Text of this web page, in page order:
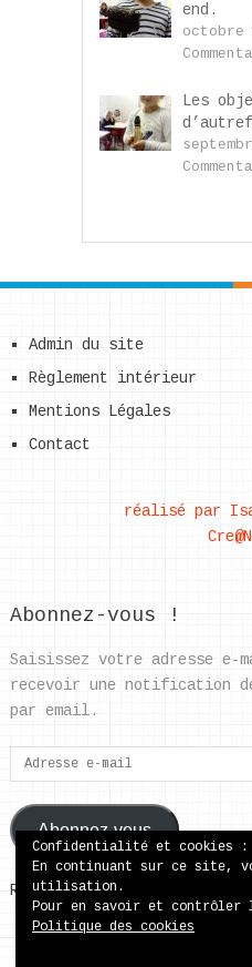
end.
octobre
Les
Admin du site
Règlement intérieur
Mentions Légales
Contact
réalisé par
Abonnez-vous !
Saisissez votre adresse e-
recevoir une notification
par email.
Adresse
e-
mail
Abonnez-vous
Rejoignez les 37 autres
Confidentialité et cookies
En continuant sur ce site,
utilisation.
Pour en savoir et
Politique des cookies